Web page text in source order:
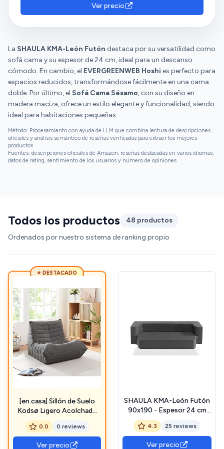
Ver precio
La SHAULA KMA-León Futón destaca por su versatilidad como
sofá cama y su espesor de 24 cm, ideal para un descanso
cómodo. En cambio, el EVERGREENWEB Hoshi es perfecto para
espacios reducidos, transformándose fácilmente en una cama
doble. Por último, el Sofá Cama Sésamo, con su diseño en
madera maciza, ofrece un estilo elegante y funcionalidad, siendo
ideal para habitaciones pequeñas.
Método: Procesamiento con ayuda de LLM que combina lectura de descripciones
oficiales y análisis semántico de reseñas verificadas para extraer los mejores
productos
Fuentes: descripciones oficiales de Amazon, reseñas destacadas en varios idiomas,
datos de rating, sentimiento de los usuarios y número de opiniones
Todos los productos
48 productos
Ordenados por nuestro sistema de ranking propio
⭐ DESTACADO
[en.casa] Sillón de Suelo
Kodsø Ligero Acolchado
Sillón Japonés Silla
Ergonómica con Base
Antideslizante Salón
0.0 0 reviews
Ver precio
SHAULA KMA-León Futón
90x190 - Espesor 24 cm
Sofá Cama - Cama Colchón
4.3 25 reviews
Ver precio